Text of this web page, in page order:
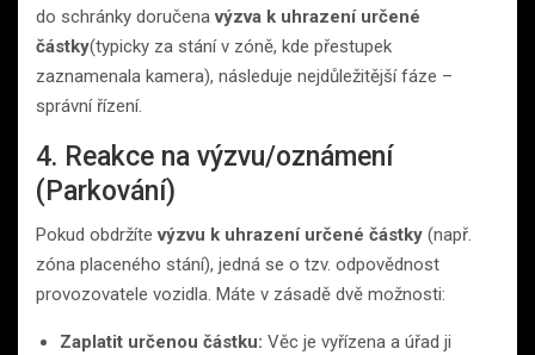
do schránky doručenavýzva k uhrazení určené
částky(typicky za stání v zóně, kde přestupek
zaznamenala kamera), následuje nejdůležitější fáze –
správní řízení.
4. Reakce na výzvu/oznámení
(Parkování)
Pokud obdržítevýzvu k uhrazení určené částky (např.
zóna placeného stání), jedná se o tzv. odpovědnost
provozovatele vozidla. Máte v zásadě dvě možnosti:
Zaplatit určenou částku: Věc je vyřízena a úřad ji